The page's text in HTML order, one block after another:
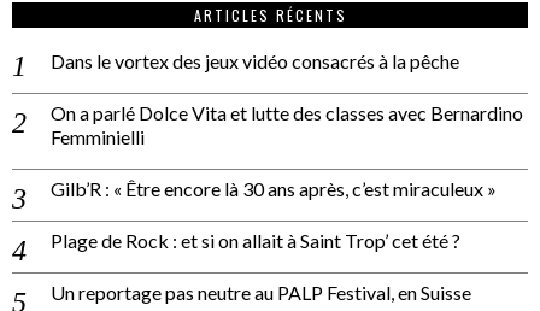
ARTICLES RÉCENTS
Dans le vortex des jeux vidéo consacrés à la pêche
On a parlé Dolce Vita et lutte des classes avec Bernardino
Femminielli
Gilb’R : « Être encore là 30 ans après, c’est miraculeux »
Plage de Rock : et si on allait à Saint Trop’ cet été ?
Un reportage pas neutre au PALP Festival, en Suisse